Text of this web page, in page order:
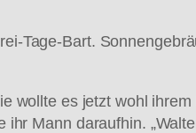
Tage-Bart.
es jetzt wohl ihrem
Mann daraufhin.